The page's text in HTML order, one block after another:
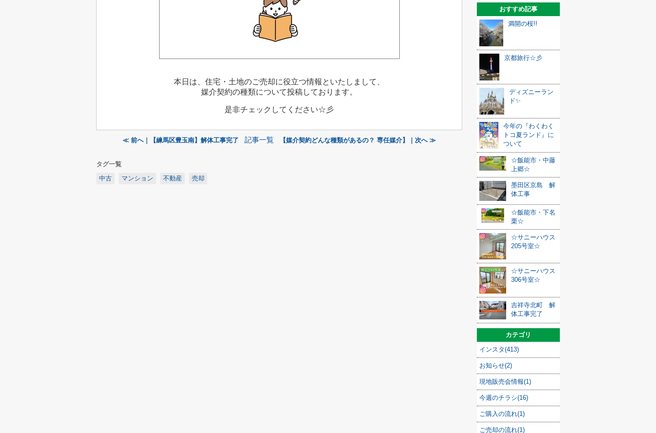
本日は、住宅・土地のご売却に役立つ情報といたしまして、
媒介契約の種類について投稿しております。
是非チェックしてください☆彡
≪ 前へ｜【練馬区豊玉南】解体工事完了 記事一覧 【媒介契約どんな種類があるの？ 専任媒介】｜次へ ≫
タグ一覧
中古
マンション 不動産 売却
おすすめ記事
満開の桜!!
京都旅行☆彡
ディズニーラン
ド✨
今年の『わくわく
トコ夏ランド』に
ついて
☆飯能市・中藤
上郷☆
墨田区京島 解
体工事
☆飯能市・下名
栗☆
☆サニーハウス
205号室☆
☆サニーハウス
306号室☆
吉祥寺北町 解
体工事完了
カテゴリ
インスタ(413)
お知らせ(2)
現地販売会情報(1)
今週のチラシ(16)
ご購入の流れ(1)
ご売却の流れ(1)